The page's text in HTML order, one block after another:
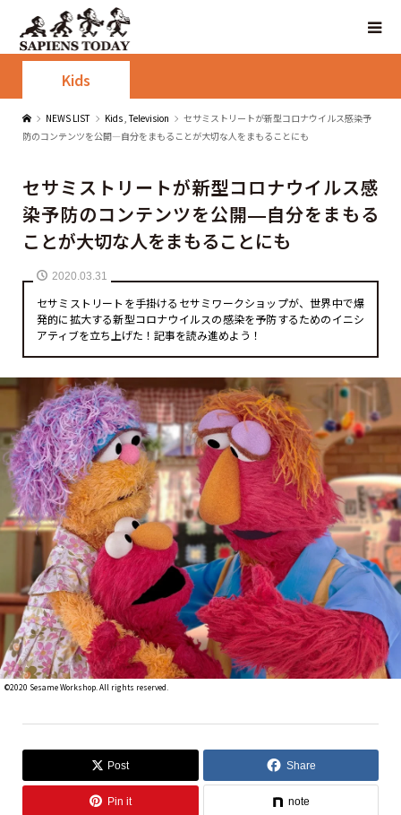
Kids
NEWS LIST Kids,Television
セサミストリートが新型コロナウイルス感染予
防のコンテンツを公開—自分をまもることが大切な人をまもることにも
セサミストリートが新型コロナウイルス感
染予防のコンテンツを公開—自分をまもる
ことが大切な人をまもることにも
2020.03.31
セサミストリートを手掛けるセサミワークショップが、世界中で爆
発的に拡大する新型コロナウイルスの感染を予防するためのイニシ
アティブを立ち上げた！記事を読み進めよう！
©2020 Sesame Workshop. All rights reserved.
Post Share
Pin it note